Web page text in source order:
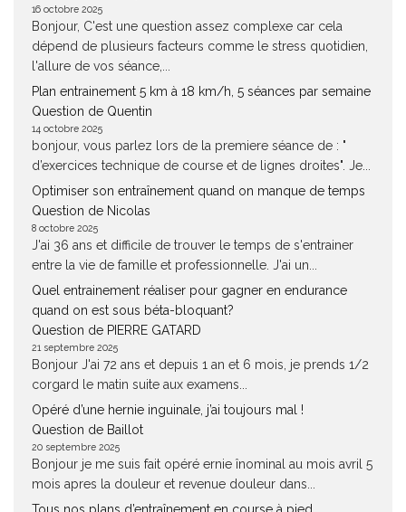
16 octobre 2025
Bonjour, C'est une question assez complexe car cela
dépend de plusieurs facteurs comme le stress quotidien,
l'allure de vos séance,...
Plan entrainement 5 km à 18 km/h, 5 séances par semaine
Question de Quentin
14 octobre 2025
bonjour, vous parlez lors de la premiere séance de : "
d’exercices technique de course et de lignes droites". Je...
Optimiser son entraînement quand on manque de temps
Question de Nicolas
8 octobre 2025
J'ai 36 ans et difficile de trouver le temps de s'entrainer
entre la vie de famille et professionnelle. J'ai un...
Quel entrainement réaliser pour gagner en endurance
quand on est sous béta-bloquant?
Question de PIERRE GATARD
21 septembre 2025
Bonjour J'ai 72 ans et depuis 1 an et 6 mois, je prends 1/2
corgard le matin suite aux examens...
Opéré d’une hernie inguinale, j’ai toujours mal !
Question de Baillot
20 septembre 2025
Bonjour je me suis fait opéré ernie înominal au mois avril 5
mois apres la douleur et revenue douleur dans...